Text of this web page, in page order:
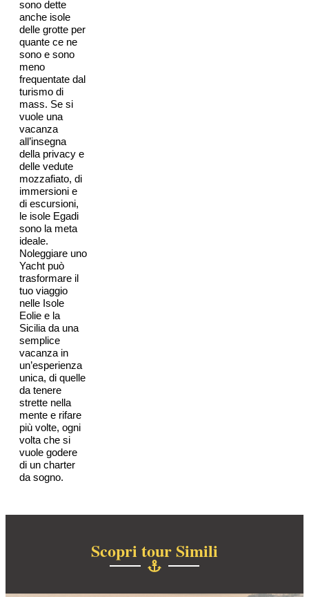
sono dette
anche isole
delle grotte per
quante ce ne
sono e sono
meno
frequentate dal
turismo di
mass. Se si
vuole una
vacanza
all’insegna
della privacy e
delle vedute
mozzafiato, di
immersioni e
di escursioni,
le isole Egadi
sono la meta
ideale.
Noleggiare uno
Yacht può
trasformare il
tuo viaggio
nelle Isole
Eolie e la
Sicilia da una
semplice
vacanza in
un’esperienza
unica, di quelle
da tenere
strette nella
mente e rifare
più volte, ogni
volta che si
vuole godere
di un charter
da sogno.
Scopri tour Simili